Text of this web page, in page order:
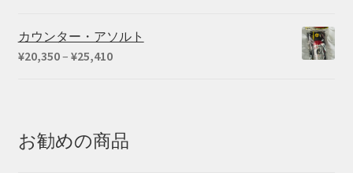
カウンター・アソルト
¥20,350– ¥25,410価
–
¥25,410
お勧めの商品